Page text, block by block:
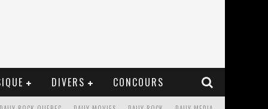
DIVERS CONCOURS